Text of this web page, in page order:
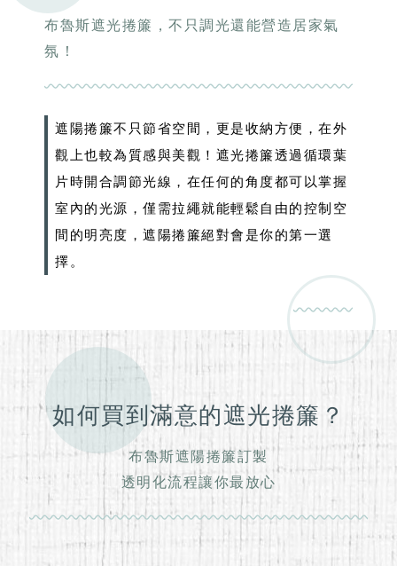
布魯斯遮光捲簾，不只調光還能營造居家氣
氛！
遮陽捲簾不只節省空間，更是收納方便，在外
觀上也較為質感與美觀！ 遮光捲簾透過循環葉
片時開合調節光線，在任何的角度都可以掌握
室內的光源，僅需拉繩就能輕鬆自由的控制空
間的明亮度，遮陽捲簾絕對會是你的第一選
擇。
如何買到滿意的遮光捲簾？
布魯斯遮陽捲簾訂製
透明化流程讓你最放心